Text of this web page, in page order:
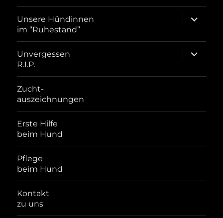
Unsere Hündinnen
im “Ruhestand”
öffnen
Unvergessen
R.I.P.
öffnen
Zucht-
auszeichnungen
Erste Hilfe
beim Hund
Pflege
beim Hund
Kontakt
zu uns